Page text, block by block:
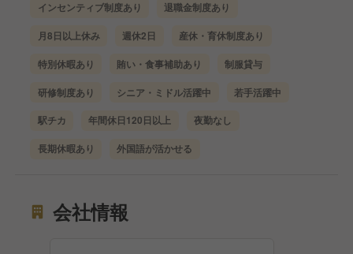
インセンティブ制度あり 退職金制度あり
月8日以上休み 週休2日 産休・育休制度あり
特別休暇あり 賄い・食事補助あり 制服貸与
研修制度あり シニア・ミドル活躍中 若手活躍中
駅チカ 年間休日120日以上 夜勤なし
長期休暇あり 外国語が活かせる
会社情報